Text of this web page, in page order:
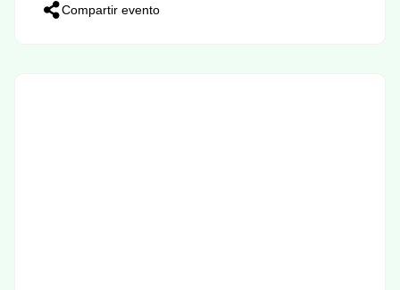
Compartir evento